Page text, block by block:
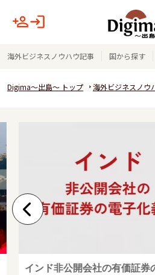
海外ビジネスノウハウ記事 国から探す
Digima～出島～ トップ 海外ビジネスノウ
インド非公開会社の有価証券